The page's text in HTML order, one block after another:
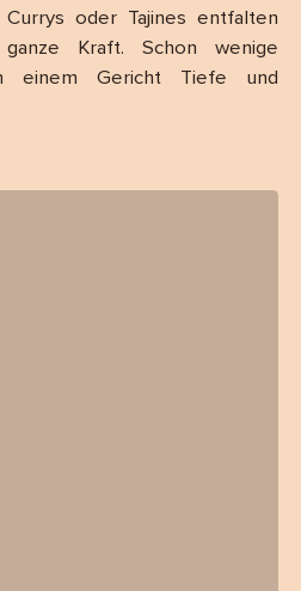
oder Tajines entfalten
Kraft. Schon wenige
einem Gericht Tiefe und